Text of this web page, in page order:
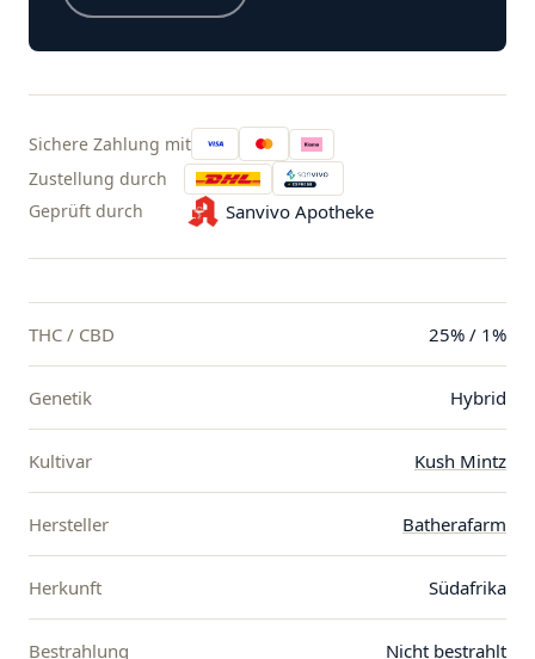
Sichere Zahlung mit
Zustellung durch
Geprüft durch
Sanvivo Apotheke
THC / CBD 25% / 1%
Genetik Hybrid
Kultivar Kush Mintz
Hersteller Batherafarm
Herkunft Südafrika
Bestrahlung Nicht bestrahlt